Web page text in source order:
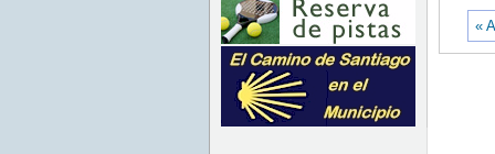
00:00:00
CEST
«